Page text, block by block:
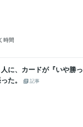
時間
に、カードが『いや勝っ
た。
記事